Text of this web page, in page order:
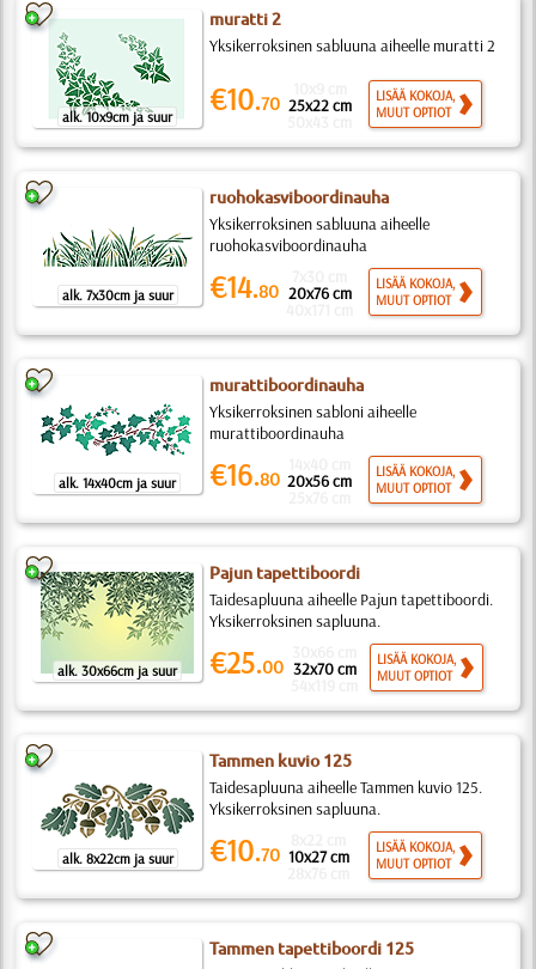
alk. 10x9cm ja suur
muratti 2
Yksikerroksinen sabluuna aiheelle muratti 2
€10.70 25x22 cm
LISÄÄ KOKOJA,
MUUT OPTIOT
alk. 7x30cm ja suur
ruohokasviboordinauha
Yksikerroksinen sabluuna aiheelle
ruohokasviboordinauha
€14.80 20x76 cm
LISÄÄ KOKOJA,
MUUT OPTIOT
alk. 14x40cm ja suur
murattiboordinauha
Yksikerroksinen sabloni aiheelle
murattiboordinauha
€16.80 20x56 cm
LISÄÄ KOKOJA,
MUUT OPTIOT
alk. 30x66cm ja suur
Pajun tapettiboordi
Taidesapluuna aiheelle Pajun tapettiboordi.
Yksikerroksinen sapluuna.
€25.00 32x70 cm
LISÄÄ KOKOJA,
MUUT OPTIOT
alk. 8x22cm ja suur
Tammen kuvio 125
Taidesapluuna aiheelle Tammen kuvio 125.
Yksikerroksinen sapluuna.
€10.70 10x27 cm
LISÄÄ KOKOJA,
MUUT OPTIOT
Tammen tapettiboordi 125